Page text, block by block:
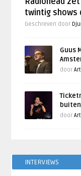
twintig shows
Geschreven door
Guus
door
door
INTERVIEWS